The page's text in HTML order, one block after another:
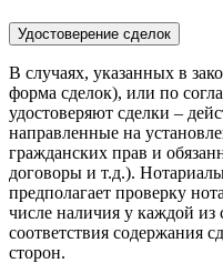
Удостоверение сделок
В случаях, указанных в
форма сделок), или по
удостоверяют сделки –
направленные на
гражданских прав и
договоры и т.д.).
предполагает проверку
числе наличия у каждой из
соответствия содержания
сторон.